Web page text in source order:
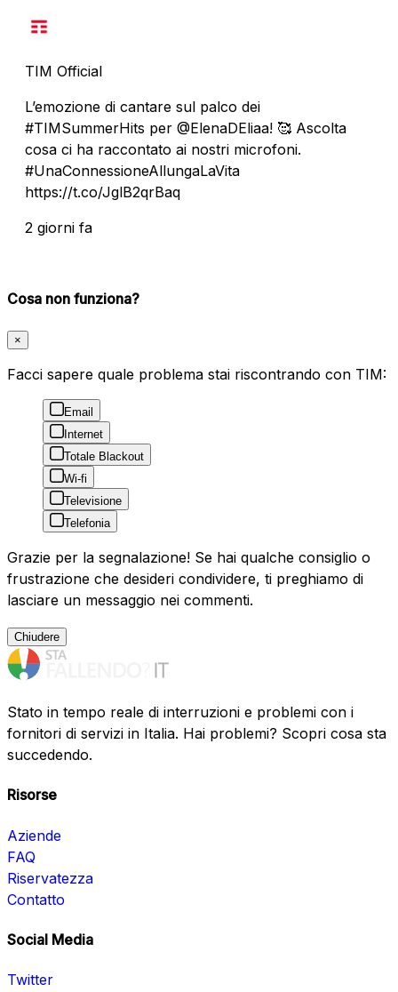
TIM Official
L’emozione di cantare sul palco dei
#TIMSummerHits per @ElenaDEliaa! 🥰 Ascolta
cosa ci ha raccontato ai nostri microfoni.
#UnaConnessioneAllungaLaVita
https://t.co/JglB2qrBaq
2 giorni fa
Cosa non funziona?
×
Facci sapere quale problema stai riscontrando con TIM:
Email
Internet
Totale Blackout
Wi-fi
Televisione
Telefonia
Grazie per la segnalazione! Se hai qualche consiglio o
frustrazione che desideri condividere, ti preghiamo di
lasciare un messaggio nei commenti.
Chiudere
Stato in tempo reale di interruzioni e problemi con i
fornitori di servizi in Italia. Hai problemi? Scopri cosa sta
succedendo.
Risorse
Aziende
FAQ
Riservatezza
Contatto
Social Media
Twitter